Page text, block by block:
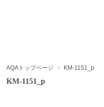
AQAトップページ > KM-1151_p
KM-1151_p